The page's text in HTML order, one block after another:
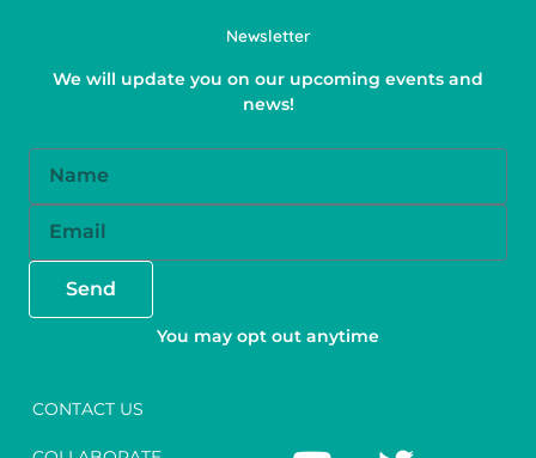
Newsletter
We will update you on our upcoming events and
news!
Send
You may opt out anytime
CONTACT US
Y
T
F
I